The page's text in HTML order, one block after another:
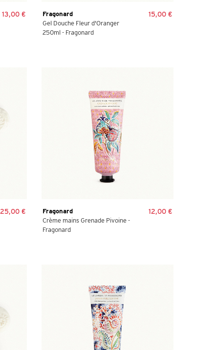
13,00 €
Fragonard
Gel Douche Fleur d'Oranger
250ml - Fragonard
15,00 €
25,00 €
Fragonard
Crème mains Grenade Pivoine -
Fragonard
12,00 €